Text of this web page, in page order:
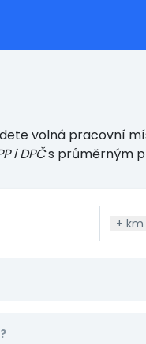
volná pracovní
i DPČs průměrným
+ km